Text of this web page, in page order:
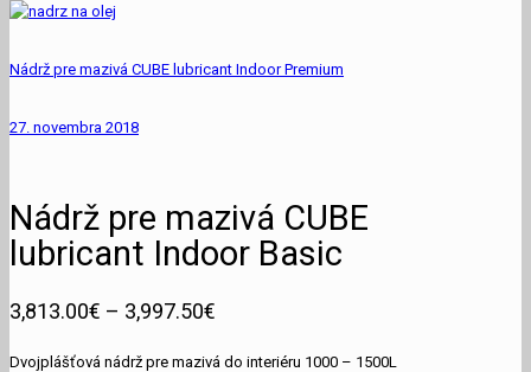
Nádrž pre mazivá CUBE lubricant Indoor Premium
27. novembra 2018
Nádrž pre mazivá CUBE
lubricant Indoor Basic
3,813.00€ – 3,997.50€
Dvojplášťová nádrž pre mazivá do interiéru 1000 – 1500L